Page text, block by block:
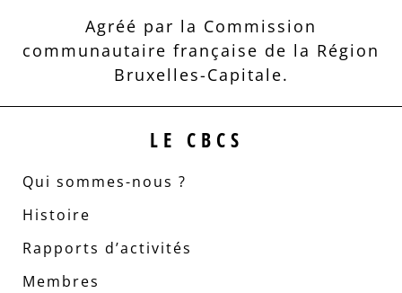
Agréé par la Commission
communautaire française de la Région
Bruxelles-Capitale.
LE CBCS
Qui sommes-nous ?
Histoire
Rapports d’activités
Membres